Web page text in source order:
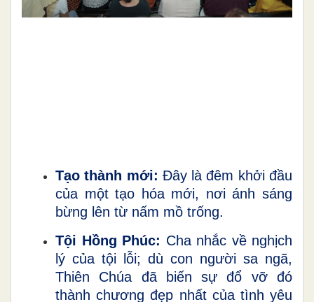
Tạo thành mới: Đây là đêm khởi đầu
của một tạo hóa mới, nơi ánh sáng
bừng lên từ nấm mồ trống.
Tội Hồng Phúc: Cha nhắc về nghịch
lý của tội lỗi; dù con người sa ngã,
Thiên Chúa đã biến sự đổ vỡ đó
thành chương đẹp nhất của tình yêu